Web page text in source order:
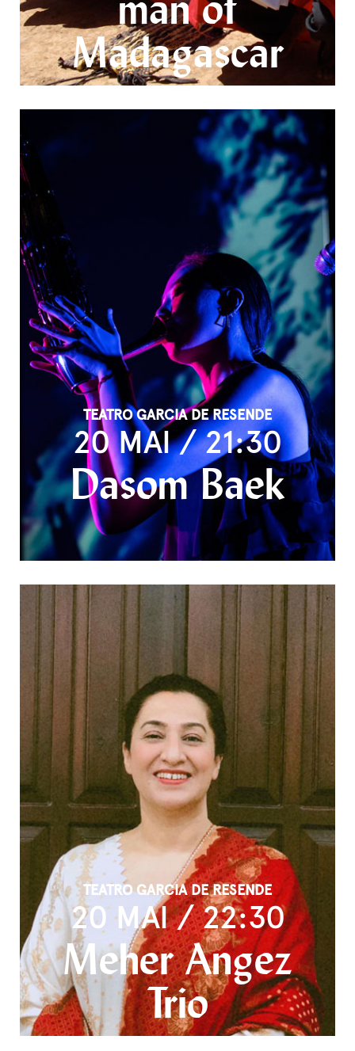
Madagascar
TEATRO GARCIA DE RESENDE
20 MAI / 21:30
Dasom Baek
TEATRO GARCIA DE RESENDE
20 MAI / 22:30
Meher Angez
Trio